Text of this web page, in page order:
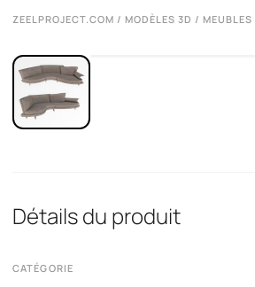
ZEELPROJECT.COM / MODÈLES 3D / MEUBLES
Détails du produit
CATÉGORIE